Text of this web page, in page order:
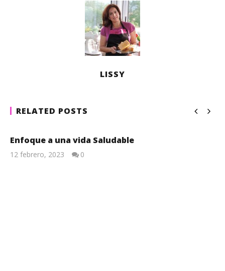
LISSY
RELATED POSTS
Enfoque a una vida Saludable
12 febrero, 2023
0